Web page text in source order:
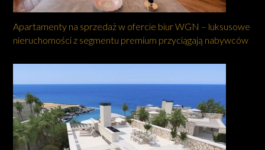
Apartamenty na sprzedaż w ofercie biur WGN – luksusowe
nieruchomości z segmentu premium przyciągają nabywców